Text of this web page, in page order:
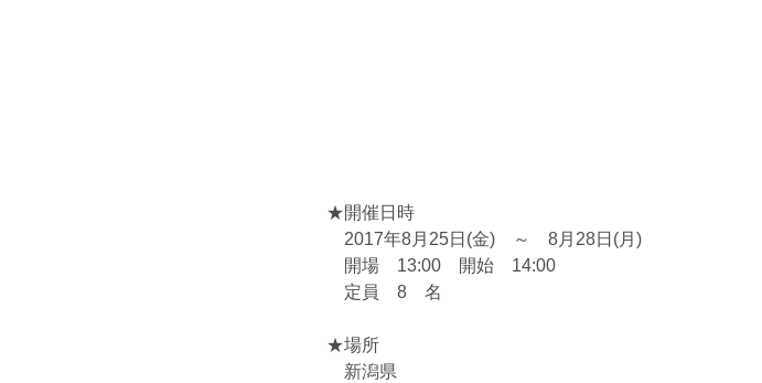
★開催日時
2017年8月25日(金)　～　8月28日(月)
開場　13:00　開始　14:00
定員　8　名
★場所
新潟県